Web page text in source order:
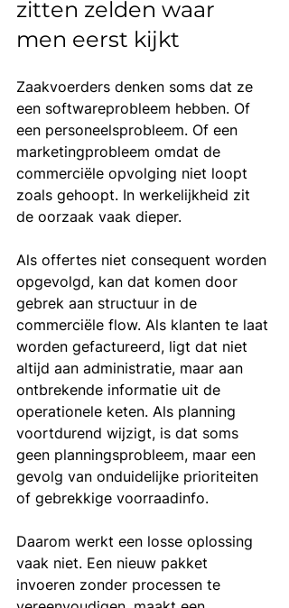
zitten zelden waar
men eerst kijkt
Zaakvoerders denken soms dat ze
een softwareprobleem hebben. Of
een personeelsprobleem. Of een
marketingprobleem omdat de
commerciële opvolging niet loopt
zoals gehoopt. In werkelijkheid zit
de oorzaak vaak dieper.
Als offertes niet consequent worden
opgevolgd, kan dat komen door
gebrek aan structuur in de
commerciële flow. Als klanten te laat
worden gefactureerd, ligt dat niet
altijd aan administratie, maar aan
ontbrekende informatie uit de
operationele keten. Als planning
voortdurend wijzigt, is dat soms
geen planningsprobleem, maar een
gevolg van onduidelijke prioriteiten
of gebrekkige voorraadinfo.
Daarom werkt een losse oplossing
vaak niet. Een nieuw pakket
invoeren zonder processen te